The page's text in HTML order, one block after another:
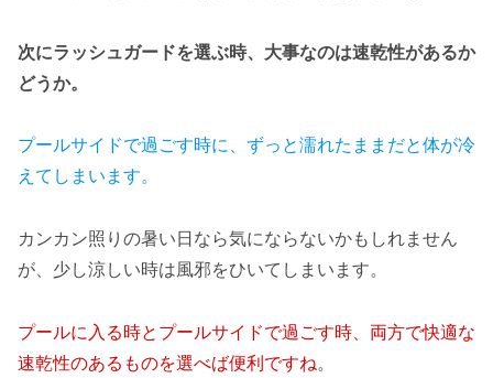
次にラッシュガードを選ぶ時、大事なのは速乾性があるか
どうか。
プールサイドで過ごす時に、ずっと濡れたままだと体が冷
えてしまいます。
カンカン照りの暑い日なら気にならないかもしれません
が、少し涼しい時は風邪をひいてしまいます。
プールに入る時とプールサイドで過ごす時、両方で快適な
速乾性のあるものを選べば便利ですね。